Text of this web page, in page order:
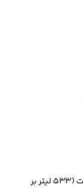
آبدهی در نقطه کار: ۳۲ مترمکعب بر ساعت (۵۳۳ لیتر بر